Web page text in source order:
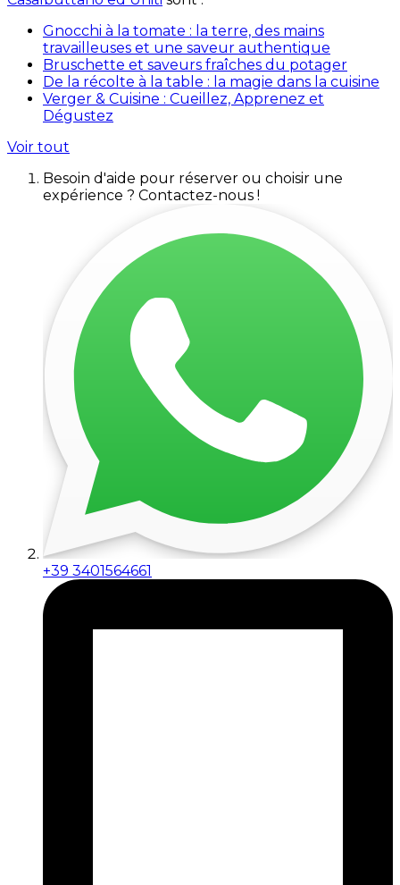
Gnocchi à la tomate : la terre, des mains
travailleuses et une saveur authentique
Bruschette et saveurs fraîches du potager
De la récolte à la table : la magie dans la cuisine
Verger & Cuisine : Cueillez, Apprenez et
Dégustez
Voir tout
Besoin d'aide pour réserver ou choisir une
expérience ? Contactez-nous !
+39 3401564661